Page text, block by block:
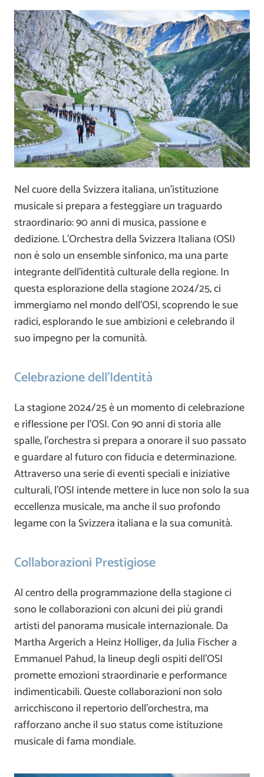
Nel cuore della Svizzera italiana, un’istituzione
musicale si prepara a festeggiare un traguardo
straordinario: 90 anni di musica, passione e
dedizione. L’Orchestra della Svizzera Italiana (OSI)
non è solo un ensemble sinfonico, ma una parte
integrante dell’identità culturale della regione. In
questa esplorazione della stagione 2024/25, ci
immergiamo nel mondo dell’OSI, scoprendo le sue
radici, esplorando le sue ambizioni e celebrando il
suo impegno per la comunità.
Celebrazione dell’Identità
La stagione 2024/25 è un momento di celebrazione
e riflessione per l’OSI. Con 90 anni di storia alle
spalle, l’orchestra si prepara a onorare il suo passato
e guardare al futuro con fiducia e determinazione.
Attraverso una serie di eventi speciali e iniziative
culturali, l’OSI intende mettere in luce non solo la sua
eccellenza musicale, ma anche il suo profondo
legame con la Svizzera italiana e la sua comunità.
Collaborazioni Prestigiose
Al centro della programmazione della stagione ci
sono le collaborazioni con alcuni dei più grandi
artisti del panorama musicale internazionale. Da
Martha Argerich a Heinz Holliger, da Julia Fischer a
Emmanuel Pahud, la lineup degli ospiti dell’OSI
promette emozioni straordinarie e performance
indimenticabili. Queste collaborazioni non solo
arricchiscono il repertorio dell’orchestra, ma
rafforzano anche il suo status come istituzione
musicale di fama mondiale.